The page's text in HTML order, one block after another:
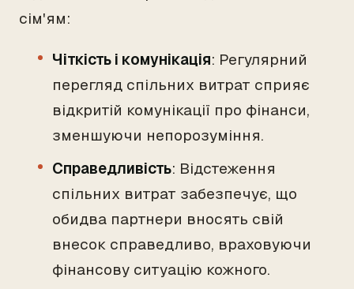
сім'ям:
Чіткість і комунікація: Регулярний
перегляд спільних витрат сприяє
відкритій комунікації про фінанси,
зменшуючи непорозуміння.
Справедливість: Відстеження
спільних витрат забезпечує, що
обидва партнери вносять свій
внесок справедливо, враховуючи
фінансову ситуацію кожного.